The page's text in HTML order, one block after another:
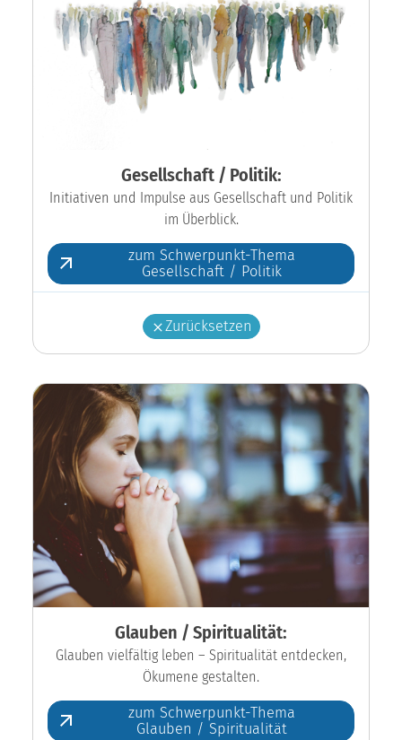
Gesellschaft / Politik:
Initiativen und Impulse aus Gesellschaft und Politik
im Überblick.
zum Schwerpunkt-Thema
Gesellschaft / Politik
Zurücksetzen
Glauben / Spiritualität:
Glauben vielfältig leben – Spiritualität entdecken,
Ökumene gestalten.
zum Schwerpunkt-Thema
Glauben / Spiritualität